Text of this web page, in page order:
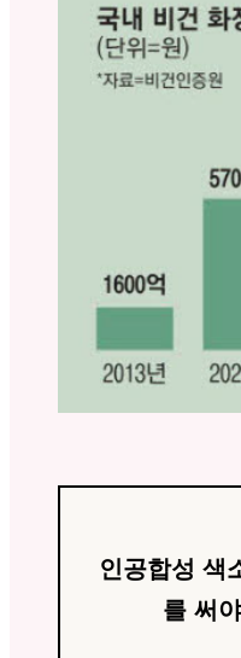
인공합성 색
를 써